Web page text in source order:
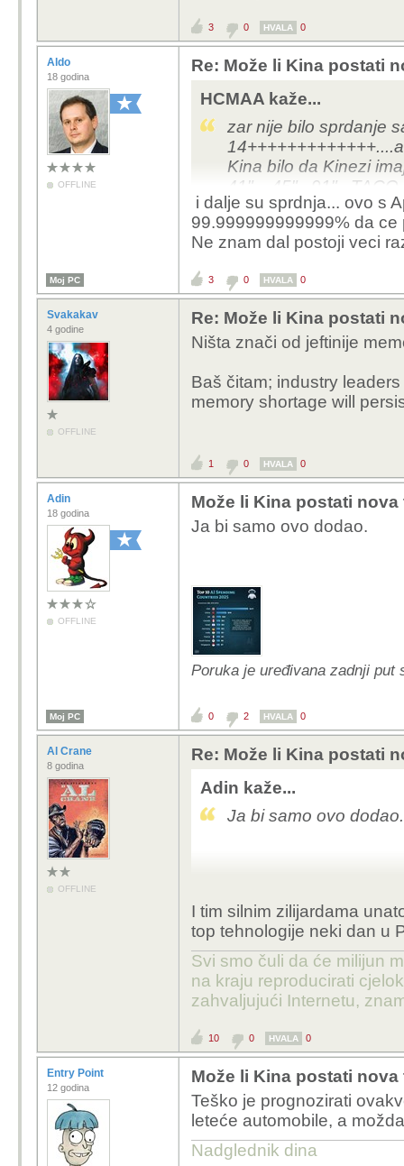
3 0 HVALA 0
Aldo
18 godina
OFFLINE
Re: Može li Kina postati
HCMAA kaže...
zar nije bilo sprdanje
Kina bilo da Kinezi
nevirovati...u ime
života na poziv
nego da se
i dalje su sprdnja... ovo s
99.999999999999% da ce
Ne znam dal postoji veci
Moj PC 3 0 HVALA 0
Svakakav
4 godine
OFFLINE
Re: Može li Kina postati
Ništa znači od jeftinije
Baš čitam; industry
memory shortage will
1 0 HVALA 0
Adin
18 godina
OFFLINE
Može li Kina postati
Ja bi samo ovo dodao.
Poruka je uređivana zadnji put
Moj PC 0 2 HVALA 0
Al Crane
8 godina
OFFLINE
Re: Može li Kina postati
Adin kaže...
Ja bi samo ovo dodao.
I tim silnim zilijardama
top tehnologije neki dan u
Svi smo čuli da će milijun
na kraju reproducirati
zahvaljujući Internetu,
10 0 HVALA 0
Entry Point
12 godina
Može li Kina postati
Teško je prognozirati
leteće automobile, a
Nadglednik dina